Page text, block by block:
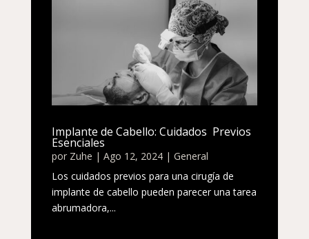
Implante de Cabello: Cuidados Previos
Esenciales
por Zuhe | Ago 12, 2024| General
Los cuidados previos para una cirugía de
implante de cabello pueden parecer una tarea
abrumadora,...